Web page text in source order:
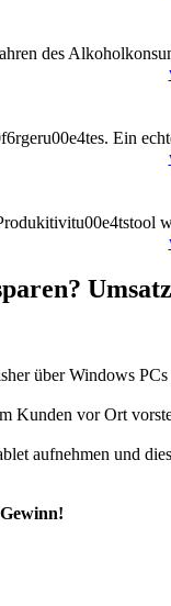
des
Ein
über Windows
Kunden vor Ort
aufnehmen und